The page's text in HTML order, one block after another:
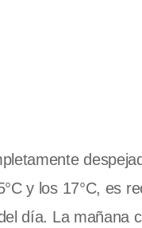
y los 17°C, es
día. La mañana